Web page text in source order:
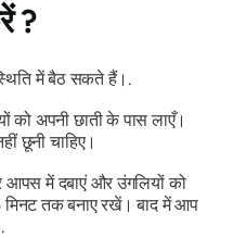
?
में बैठ सकते हैं।.
को अपनी छाती के पास लाएँ।
छूनी चाहिए।
आपस में दबाएं और उंगलियों को
तक बनाए रखें। बाद में आप